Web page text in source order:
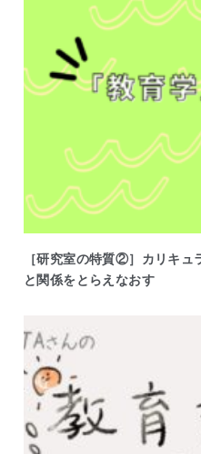
［研究室の特質②］カリキ
と関係をとらえなおす